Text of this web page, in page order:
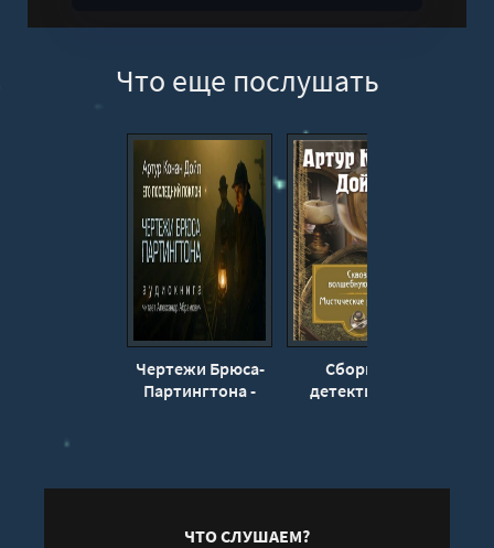
Что еще послушать
Чертежи Брюса-
Партингтона -
Сборник
детективов -
ЧТО СЛУШАЕМ?